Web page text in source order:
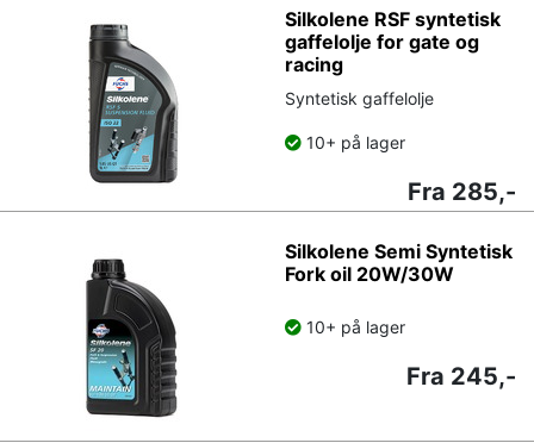
Silkolene RSF syntetisk
gaffelolje for gate og
racing
Syntetisk gaffelolje
10+ på lager
Fra 285,-
Silkolene Semi Syntetisk
Fork oil 20W/30W
10+ på lager
Fra 245,-